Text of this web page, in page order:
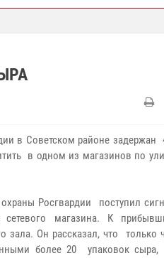
в Советском районе задержан
в одном из магазинов по
Росгвардии поступил
сетевого магазина. К
зала. Он рассказал, что только
более 20 упаковок сыра,